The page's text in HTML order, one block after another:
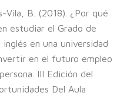
Vila, B. (2018). ¿Por qué
estudiar el Grado de
en una universidad
en el futuro empleo
III Edición del
Del Aula